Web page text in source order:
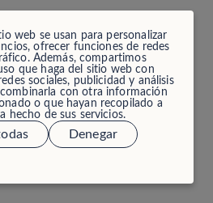
web se usan para personalizar
ofrecer funciones de redes
Además, compartimos
que haga del sitio web con
sociales, publicidad y análisis
con otra información
o que hayan recopilado a
hecho de sus servicios.
Denegar